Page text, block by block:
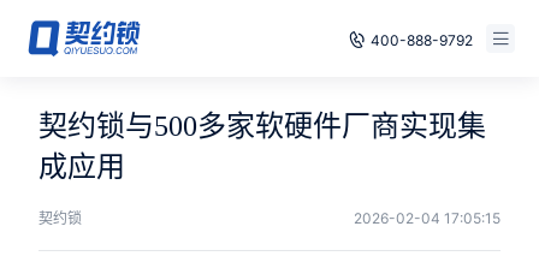
400-888-9792
电子签章
印章管控
免费试用
契约锁与500多家软硬件厂商实现集
成应用
契约锁 2026-02-04 17:05:15